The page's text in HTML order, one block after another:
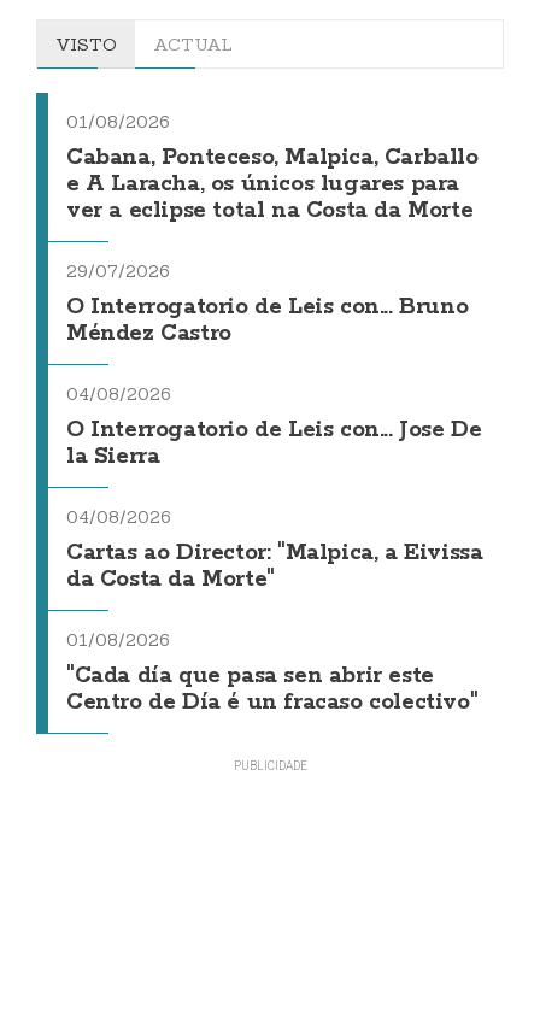
VISTO ACTUAL
01/08/2026
Cabana, Ponteceso, Malpica, Carballo
e A Laracha, os únicos lugares para
ver a eclipse total na Costa da Morte
29/07/2026
O Interrogatorio de Leis con... Bruno
Méndez Castro
04/08/2026
O Interrogatorio de Leis con... Jose De
la Sierra
04/08/2026
Cartas ao Director: "Malpica, a Eivissa
da Costa da Morte"
01/08/2026
"Cada día que pasa sen abrir este
Centro de Día é un fracaso colectivo"